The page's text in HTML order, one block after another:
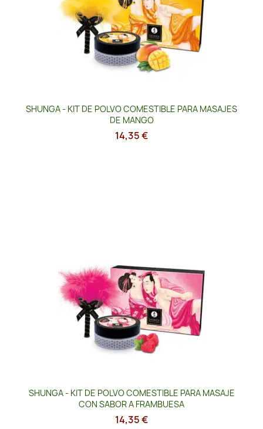
SHUNGA - KIT DE POLVO COMESTIBLE PARA MASAJES
DE MANGO
14,35 €
SHUNGA - KIT DE POLVO COMESTIBLE PARA MASAJE
CON SABOR A FRAMBUESA
14,35 €